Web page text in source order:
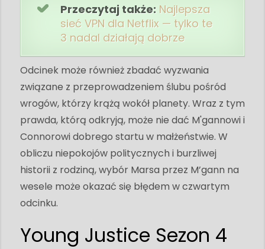
Przeczytaj także: Najlepsza
sieć VPN dla Netflix — tylko te
3 nadal działają dobrze
Odcinek może również zbadać wyzwania
związane z przeprowadzeniem ślubu pośród
wrogów, którzy krążą wokół planety. Wraz z tym
prawda, którą odkryją, może nie dać M'gannowi i
Connorowi dobrego startu w małżeństwie. W
obliczu niepokojów politycznych i burzliwej
historii z rodziną, wybór Marsa przez M’gann na
wesele może okazać się błędem w czwartym
odcinku.
Young Justice Sezon 4